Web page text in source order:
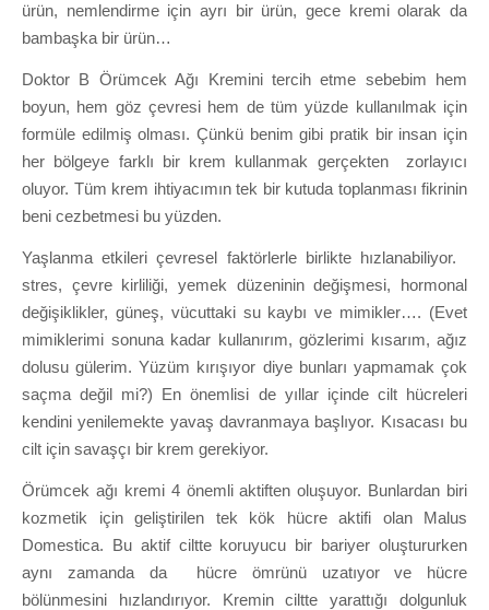
ürün, nemlendirme için ayrı bir ürün, gece kremi olarak da
bambaşka bir ürün…
Doktor B Örümcek Ağı Kremini tercih etme sebebim hem
boyun, hem göz çevresi hem de tüm yüzde kullanılmak için
formüle edilmiş olması. Çünkü benim gibi pratik bir insan için
her bölgeye farklı bir krem kullanmak gerçekten zorlayıcı
oluyor. Tüm krem ihtiyacımın tek bir kutuda toplanması fikrinin
beni cezbetmesi bu yüzden.
Yaşlanma etkileri çevresel faktörlerle birlikte hızlanabiliyor.
stres, çevre kirliliği, yemek düzeninin değişmesi, hormonal
değişiklikler, güneş, vücuttaki su kaybı ve mimikler…. (Evet
mimiklerimi sonuna kadar kullanırım, gözlerimi kısarım, ağız
dolusu gülerim. Yüzüm kırışıyor diye bunları yapmamak çok
saçma değil mi?) En önemlisi de yıllar içinde cilt hücreleri
kendini yenilemekte yavaş davranmaya başlıyor. Kısacası bu
cilt için savaşçı bir krem gerekiyor.
Örümcek ağı kremi 4 önemli aktiften oluşuyor. Bunlardan biri
kozmetik için geliştirilen tek kök hücre aktifi olan Malus
Domestica. Bu aktif ciltte koruyucu bir bariyer oluştururken
aynı zamanda da hücre ömrünü uzatıyor ve hücre
bölünmesini hızlandırıyor. Kremin ciltte yarattığı dolgunluk